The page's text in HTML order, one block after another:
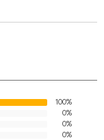
100%
0%
0%
0%